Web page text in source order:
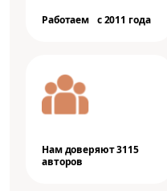
Работаем с 2011 года
Нам доверяют 3115
авторов